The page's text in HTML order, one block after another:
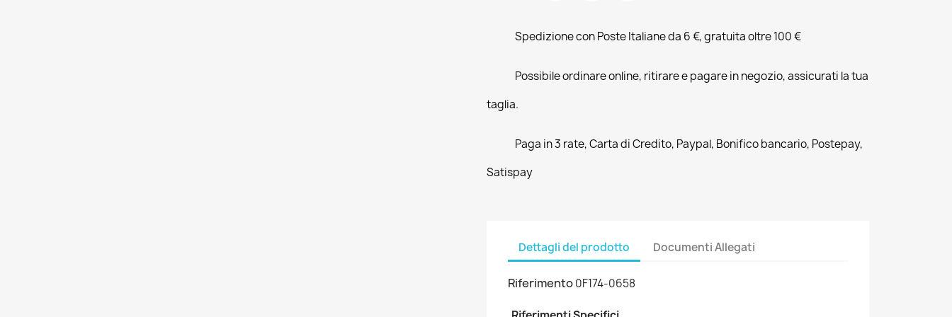
Spedizione con Poste Italiane da 6 €, gratuita oltre 100 €
Possibile ordinare online, ritirare e pagare in negozio, assicurati la tua
taglia.
Paga in 3 rate, Carta di Credito, Paypal, Bonifico bancario, Postepay,
Satispay
Dettagli del prodotto Documenti Allegati
Riferimento0F174-0658